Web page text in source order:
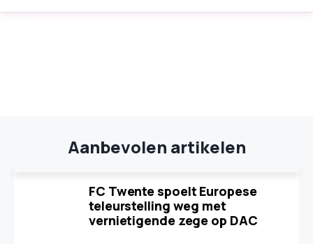
Aanbevolen artikelen
FC Twente spoelt Europese
teleurstelling weg met
vernietigende zege op DAC